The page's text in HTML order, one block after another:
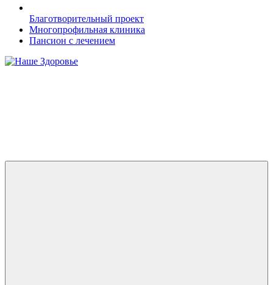
Благотворительный проект
Многопрофильная клиника
Пансион с лечением